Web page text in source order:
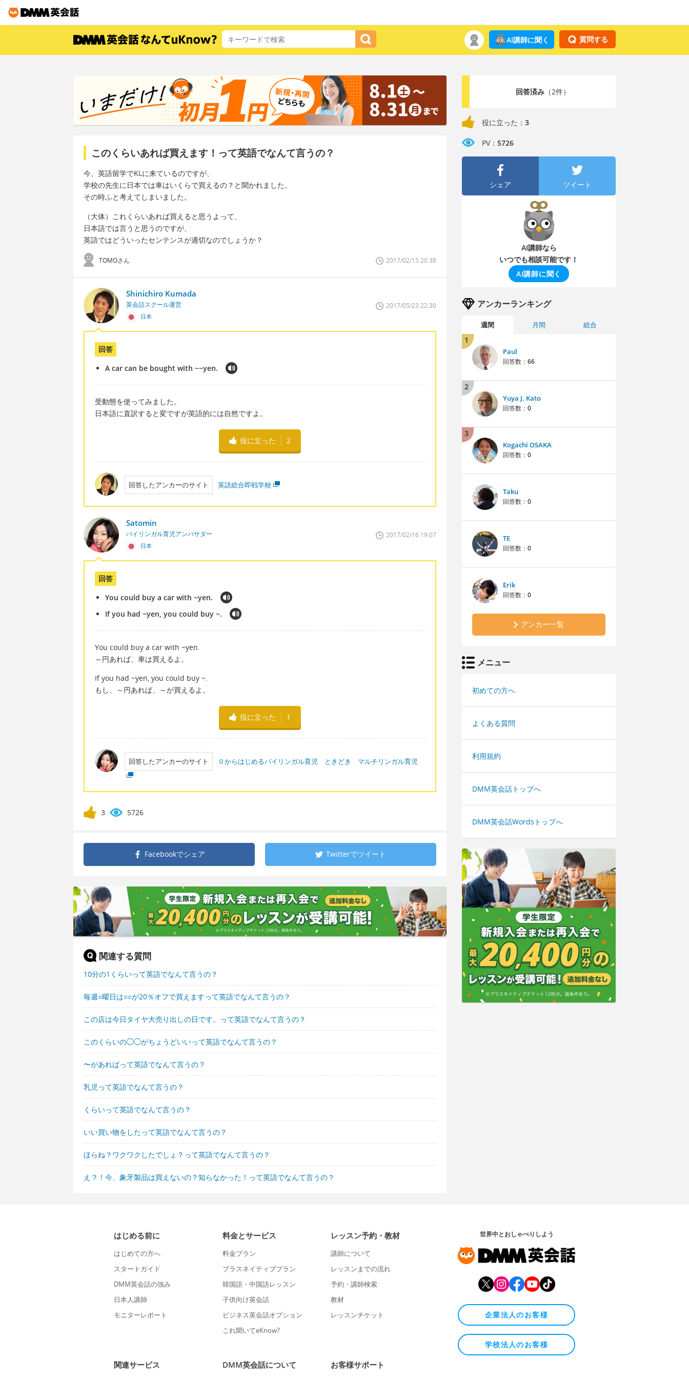
質問する
AI講師に聞く
このくらいあれば買えます！って英語でなんて言うの？
今、英語留学でKLに来ているのですが、
学校の先生に日本では車はいくらで買えるの？と聞かれました。
その時ふと考えてしまいました。
（大体）これくらいあれば買えると思うよって、
日本語では言うと思うのですが、
英語ではどういったセンテンスが適切なのでしょうか？
TOMOさん 2017/02/15 20:38
Shinichiro Kumada
英会話スクール運営
日本
2017/05/23 22:30
回答
A car can be bought with ~~yen.
受動態を使ってみました。
日本語に直訳すると変ですが英語的には自然ですよ。
役に立った 2
回答したアンカーのサイト 英語総合即戦学校
Satomin
バイリンガル育児アンバサダー
日本
2017/02/16 19:07
回答
You could buy a car with ~yen.
If you had ~yen, you could buy ~.
You could buy a car with ~yen.
～円あれば、車は買えるよ。
If you had ~yen, you could buy ~.
もし、～円あれば、～が買えるよ。
役に立った 1
回答したアンカーのサイト ０からはじめるバイリンガル育児 ときどき マルチリンガル育児
3 5726
Facebookでシェア Twitterでツイート
関連する質問
10分の1くらいって英語でなんて言うの？
毎週○曜日は○○が20％オフで買えますって英語でなんて言うの？
この店は今日タイヤ大売り出しの日です。って英語でなんて言うの？
このくらいの◯◯がちょうどいいって英語でなんて言うの？
〜があればって英語でなんて言うの？
乳児って英語でなんて言うの？
くらいって英語でなんて言うの？
いい買い物をしたって英語でなんて言うの？
ほらね？ワクワクしたでしょ？って英語でなんて言うの？
え？！今、象牙製品は買えないの？知らなかった！って英語でなんて言うの？
回答済み（2件）
役に立った： 3
PV： 5726
シェア ツイート
AI講師なら
いつでも相談可能です！
AI講師に聞く
アンカーランキング
週間 月間 総合
1
Paul
回答数： 66
2
Yuya J. Kato
回答数： 0
3
Kogachi OSAKA
回答数： 0
Taku
回答数： 0
TE
回答数： 0
Erik
回答数： 0
アンカー一覧
メニュー
初めての方へ
よくある質問
利用規約
DMM英会話トップへ
DMM英会話Wordsトップへ
はじめる前に
はじめての方へ
スタートガイド
DMM英会話の強み
日本人講師
モニターレポート
料金とサービス
料金プラン
プラスネイティブプラン
韓国語・中国語レッスン
子供向け英会話
ビジネス英会話オプション
これ聞いてeKnow?
レッスン予約・教材
講師について
レッスンまでの流れ
予約・講師検索
教材
レッスンチケット
関連サービス DMM英会話について お客様サポート
世界中とおしゃべりしよう
企業法人のお客様
学校法人のお客様